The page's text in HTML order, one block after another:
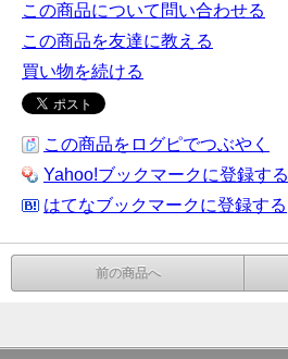
この商品について問い合わせる
この商品を友達に教える
買い物を続ける
この商品をログピでつぶやく
Yahoo!ブックマークに登録する
はてなブックマークに登録する
前の商品へ